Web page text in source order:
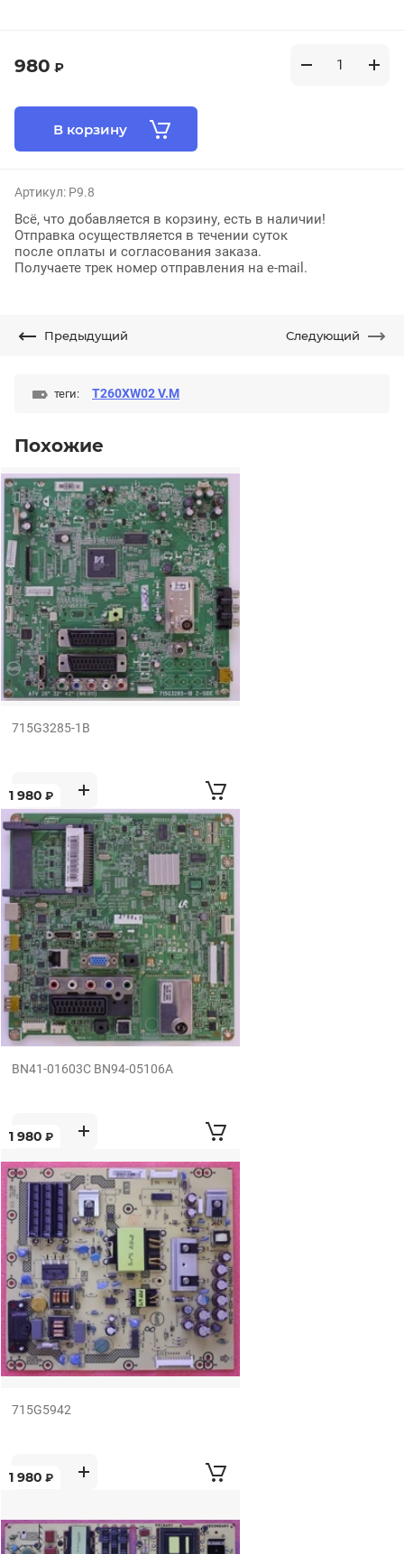
980 ₽
В корзину
Артикул: P9.8
Всё, что добавляется в корзину, есть в наличии!
Отправка осуществляется в течении суток
после оплаты и согласования заказа.
Получаете трек номер отправления на e-mail.
Предыдущий Следующий
теги: T260XW02 V.M
Похожие
715G3285-1B
1 980 ₽
BN41-01603C BN94-05106A
1 980 ₽
715G5942
1 980 ₽